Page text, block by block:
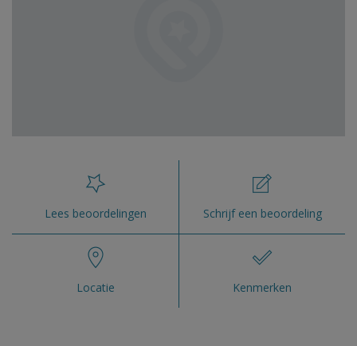
Lees beoordelingen Schrijf een beoordeling
Locatie Kenmerken